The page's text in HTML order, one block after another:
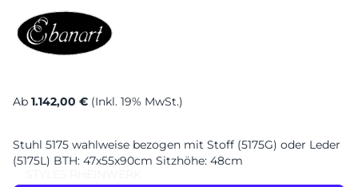
Ab 1.142,00 € (Inkl. 19% MwSt.)
Stuhl 5175 wahlweise bezogen mit Stoff (5175G) oder Leder
(5175L) BTH: 47x55x90cm Sitzhöhe: 48cm